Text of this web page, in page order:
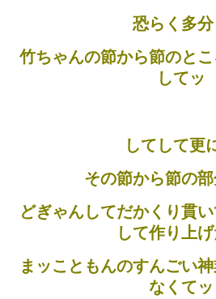
恐らく多分
竹ちゃんの節から節のと
してッ
してして更
その節から節の
どぎゃんしてだかくり貫
して作り上
まッこともんのすんごい
なくてッ